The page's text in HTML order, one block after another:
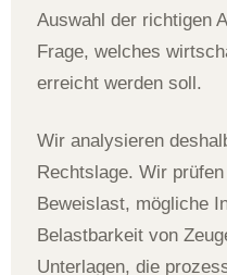
Auswahl der richtigen
Frage, welches
erreicht werden soll.
Wir analysieren
Rechtslage. Wir
Beweislast, mögliche
Belastbarkeit von
Unterlagen, die